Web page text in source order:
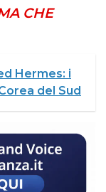
CHE
Hermes: i
del Sud